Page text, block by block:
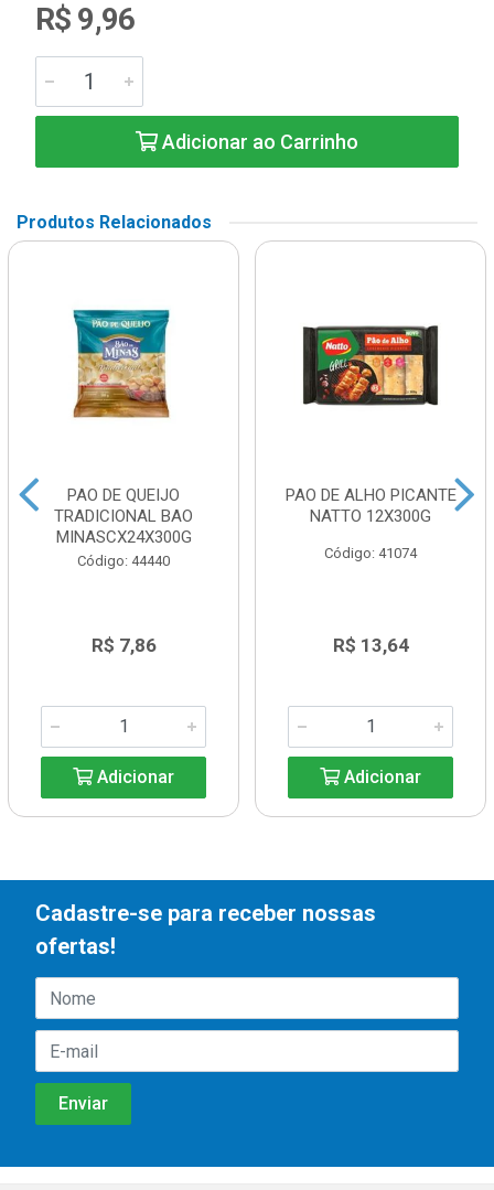
R$ 9,96
Adicionar ao Carrinho
Produtos Relacionados
PAO DE QUEIJO
TRADICIONAL BAO
MINASCX24X300G
Código: 44440
R$ 7,86
Adicionar
PAO DE ALHO PICANTE
NATTO 12X300G
Código: 41074
R$ 13,64
Adicionar
Cadastre-se para receber nossas
ofertas!